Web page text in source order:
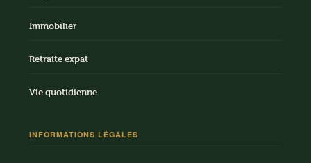
Immobilier
Retraite expat
Vie quotidienne
INFORMATIONS LÉGALES